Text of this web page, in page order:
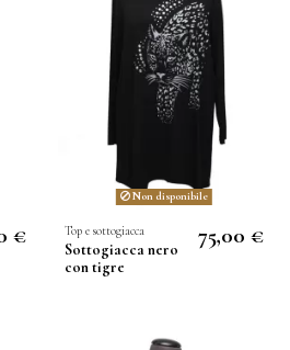
€
Non disponibile
Top e sottogiacca
Sottogiacca nero
con tigre
75,00 €